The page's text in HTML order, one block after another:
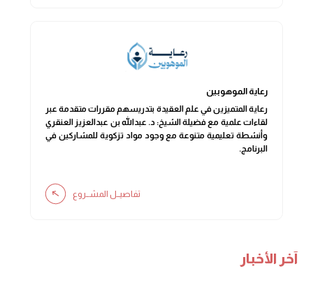
رعاية الموهوبين
رعاية المتميزين في علم العقيدة بتدريسهم مقررات متقدمة عبر
لقاءات علمية مع فضيلة الشيخ: د. عبدالله بن عبدالعزيز العنقري
وأنشطة تعليمية متنوعة مع وجود مواد تزكوية للمشاركين في
البرنامج.
تفاصيــل المشــروع
آخر الأخبار